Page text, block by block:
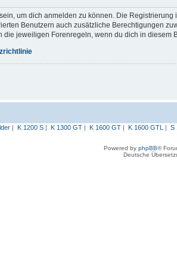
um dich anmelden zu können. Die
Benutzern auch zusätzliche Berechtigungen
die jeweiligen Forenregeln, wenn du dich in diesem
| K 1200 S| K 1300 GT| K 1600 GT| K 1600 GTL | S
Powered by phpBB®
Deutsche